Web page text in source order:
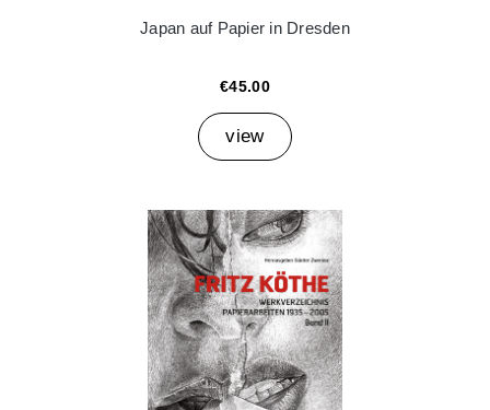
Japan auf Papier in Dresden
€45.00
view